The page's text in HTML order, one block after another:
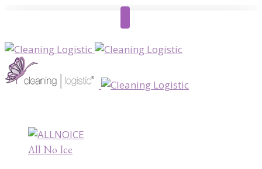
All No Ice